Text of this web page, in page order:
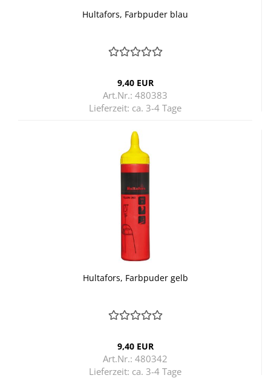
Hul­ta­fors, Farb­pu­der blau
9,40 EUR
Art.Nr.: 480383
Lieferzeit: ca. 3-4 Tage
Hul­ta­fors, Farb­pu­der gelb
9,40 EUR
Art.Nr.: 480342
Lieferzeit: ca. 3-4 Tage